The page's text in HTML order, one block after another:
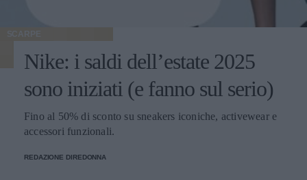
SCARPE
Nike: i saldi dell’estate 2025
sono iniziati (e fanno sul serio)
Fino al 50% di sconto su sneakers iconiche, activewear e
accessori funzionali.
REDAZIONE DIREDONNA